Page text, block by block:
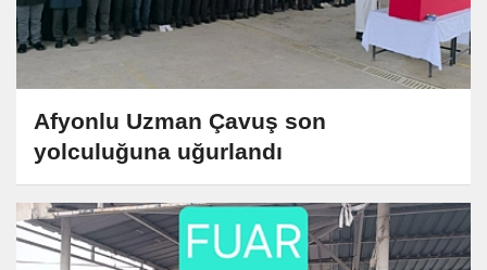
Afyonlu Uzman Çavuş son
yolculuğuna uğurlandı